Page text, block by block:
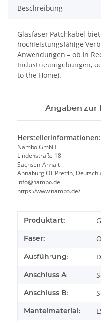
Beschreibung
Glasfaser Patchkabel
hochleistungsfähige
Anwendungen – ob in
Industrieumgebungen,
to the Home).
Angaben zur
Herstellerinformationen:
Nambo GmbH
Lindenstraße 18
Sachsen-Anhalt
Annaburg OT Prettin,
info@nambo.de
https://www.nambo.de/
Produktart:
Faser:
Ausführung:
Anschluss A:
Anschluss B:
Mantelmaterial: